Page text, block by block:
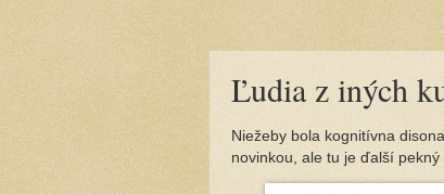
Ľudia z iných
Niežeby bola kognitívna
novinkou, ale tu je ďalší pekný